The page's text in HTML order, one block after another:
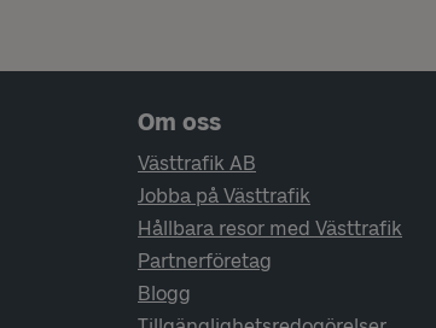
Sidfotsnavigering
Om oss
Västtrafik AB
Jobba på Västtrafik
Hållbara resor med Västtrafik
Partnerföretag
Blogg